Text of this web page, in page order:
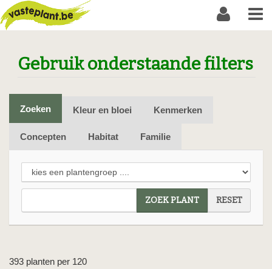
Gebruik onderstaande filters
Zoeken Kleur en bloei Kenmerken
Concepten Habitat Familie
ZOEK PLANT RESET
393 planten per 120